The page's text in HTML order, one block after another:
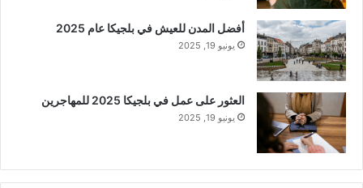
أفضل المدن للعيش في بلجيكا عام 2025
يونيو 19, 2025
العثور على عمل في بلجيكا 2025 للمهاجرين
يونيو 19, 2025